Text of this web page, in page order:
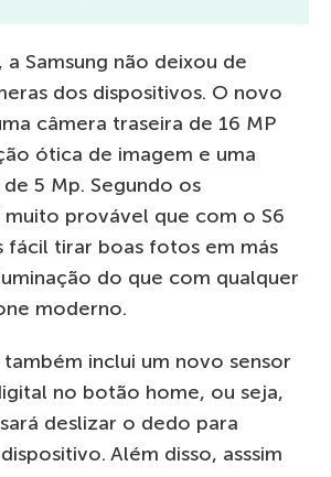
Samsung não deixou de
dos dispositivos. O novo
câmera traseira de 16 MP
ótica de imagem e uma
5 Mp. Segundo os
muito provável que com o S6
fácil tirar boas fotos em más
do que com qualquer
moderno.
inclui um novo sensor
no botão home, ou seja,
deslizar o dedo para
Além disso, asssim